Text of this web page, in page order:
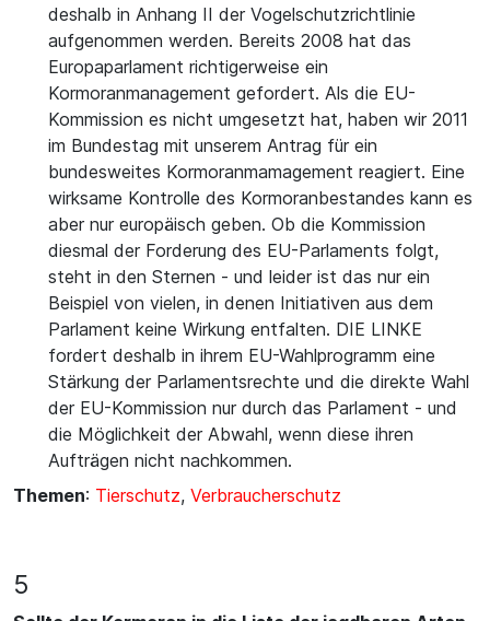
deshalb in Anhang II der Vogelschutzrichtlinie
aufgenommen werden. Bereits 2008 hat das
Europaparlament richtigerweise ein
Kormoranmanagement gefordert. Als die EU-
Kommission es nicht umgesetzt hat, haben wir 2011
im Bundestag mit unserem Antrag für ein
bundesweites Kormoranmamagement reagiert. Eine
wirksame Kontrolle des Kormoranbestandes kann es
aber nur europäisch geben. Ob die Kommission
diesmal der Forderung des EU-Parlaments folgt,
steht in den Sternen - und leider ist das nur ein
Beispiel von vielen, in denen Initiativen aus dem
Parlament keine Wirkung entfalten. DIE LINKE
fordert deshalb in ihrem EU-Wahlprogramm eine
Stärkung der Parlamentsrechte und die direkte Wahl
der EU-Kommission nur durch das Parlament - und
die Möglichkeit der Abwahl, wenn diese ihren
Aufträgen nicht nachkommen.
Themen: Tierschutz, Verbraucherschutz
5